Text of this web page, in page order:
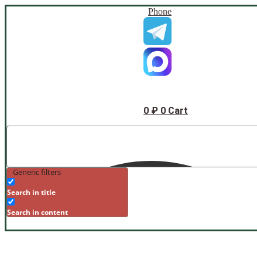
Phone
0 ₽ 0 Cart
Generic filters
Search in title
Search in content